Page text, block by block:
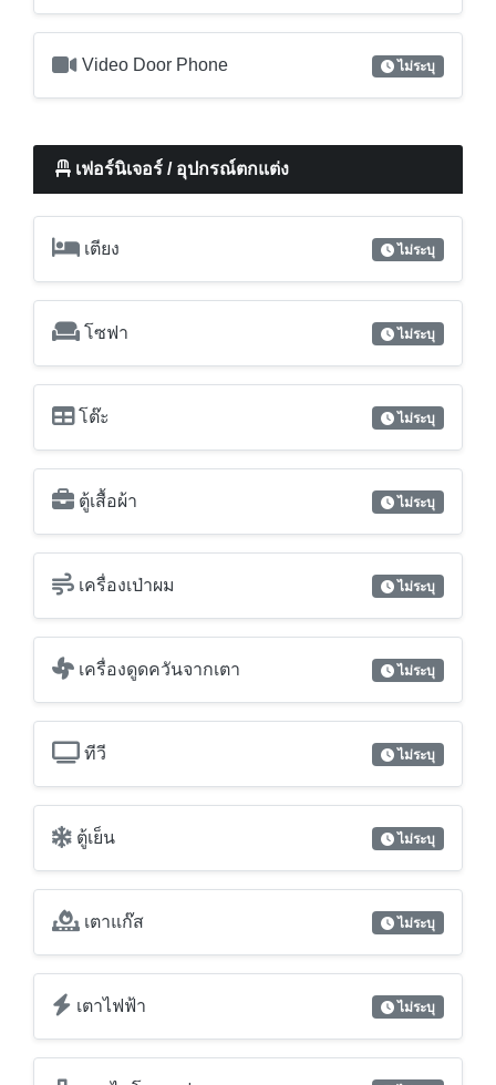
Video Door Phone ไม่ระบุ
เฟอร์นิเจอร์ / อุปกรณ์ตกแต่ง
เตียง ไม่ระบุ
โซฟา ไม่ระบุ
โต๊ะ ไม่ระบุ
ตู้เสื้อผ้า ไม่ระบุ
เครื่องเป่าผม ไม่ระบุ
เครื่องดูดควันจากเตา ไม่ระบุ
ทีวี ไม่ระบุ
ตู้เย็น ไม่ระบุ
เตาแก๊ส ไม่ระบุ
เตาไฟฟ้า ไม่ระบุ